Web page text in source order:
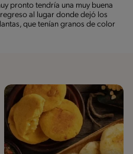
pronto tendría una muy buena
al lugar donde dejó los
que tenían granos de color